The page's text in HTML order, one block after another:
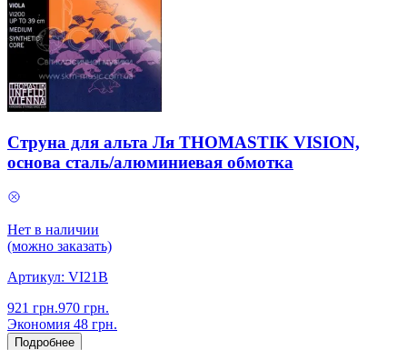
Струна для альта Ля THOMASTIK VISION,
основа сталь/алюминиевая обмотка
Нет в наличии
(можно заказать)
Артикул: VI21B
921 грн.970 грн.
Экономия 48 грн.
Подробнее